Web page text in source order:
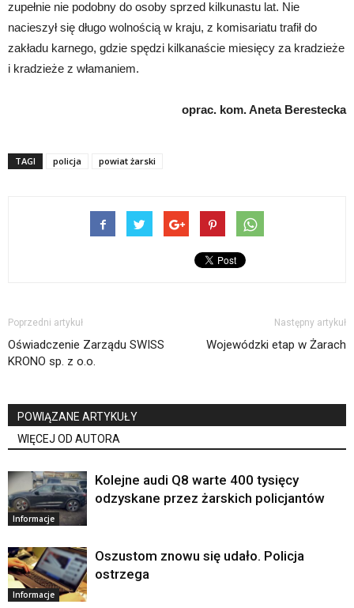
zupełnie nie podobny do osoby sprzed kilkunastu lat. Nie
nacieszył się długo wolnością w kraju, z komisariatu trafił do
zakładu karnego, gdzie spędzi kilkanaście miesięcy za kradzieże
i kradzieże z włamaniem.
oprac. kom. Aneta Berestecka
TAGI policja powiat żarski
Poprzedni artykuł
Oświadczenie Zarządu SWISS
KRONO sp. z o.o.
Następny artykuł
Wojewódzki etap w Żarach
POWIĄZANE ARTYKUŁY
WIĘCEJ OD AUTORA
Informacje
Kolejne audi Q8 warte 400 tysięcy
odzyskane przez żarskich policjantów
Informacje
Oszustom znowu się udało. Policja
ostrzega